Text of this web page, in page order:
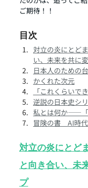
ご期待！！
目次
対立の炎にとど
い、未来を共に
日本人のための
かくれた次元
「これくらいで
逆説の日本史シ
私とは何か――「
冒険の書　AI時
対立の炎にとど
と向き合い、未
プ